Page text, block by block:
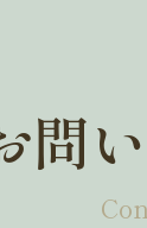
問